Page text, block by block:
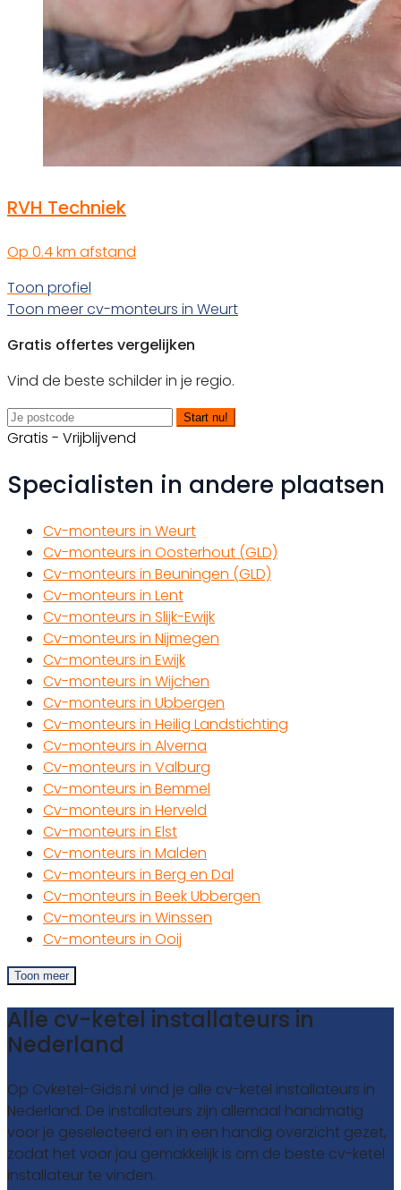
RVH Techniek
Op 0.4 km afstand
Toon profiel
Toon meer cv-monteurs in Weurt
Gratis offertes vergelijken
Vind de beste schilder in je regio.
Start nu!
Gratis - Vrijblijvend
Specialisten in andere plaatsen
Cv-monteurs in Weurt
Cv-monteurs in Oosterhout (GLD)
Cv-monteurs in Beuningen (GLD)
Cv-monteurs in Lent
Cv-monteurs in Slijk-Ewijk
Cv-monteurs in Nijmegen
Cv-monteurs in Ewijk
Cv-monteurs in Wijchen
Cv-monteurs in Ubbergen
Cv-monteurs in Heilig Landstichting
Cv-monteurs in Alverna
Cv-monteurs in Valburg
Cv-monteurs in Bemmel
Cv-monteurs in Herveld
Cv-monteurs in Elst
Cv-monteurs in Malden
Cv-monteurs in Berg en Dal
Cv-monteurs in Beek Ubbergen
Cv-monteurs in Winssen
Cv-monteurs in Ooij
Toon meer
Alle cv-ketel installateurs in
Nederland
Op Cvketel-Gids.nl vind je alle cv-ketel installateurs in
Nederland. De installateurs zijn allemaal handmatig
voor je geselecteerd en in een handig overzicht gezet,
zodat het voor jou gemakkelijk is om de beste cv-ketel
installateur te vinden.